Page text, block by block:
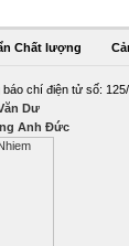
Chất lượng
chí điện tử số:
Dư
Anh Đức